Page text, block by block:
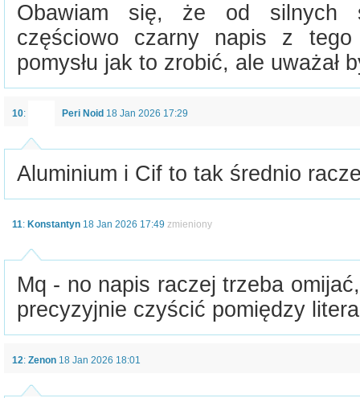
Obawiam się, że od silnych
częściowo czarny napis z
pomysłu jak to zrobić, ale uważał
10: Peri Noid 18 Jan 2026 17:29
Aluminium i Cif to tak średnio
11: Konstantyn 18 Jan 2026 17:49 zmieniony
Mq - no napis raczej trzeba
precyzyjnie czyścić pomiędzy
12: Zenon 18 Jan 2026 18:01